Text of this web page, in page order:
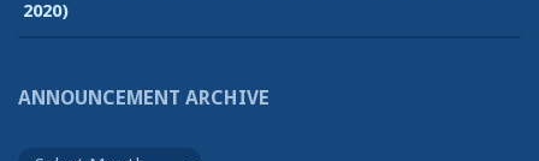
2020)
ANNOUNCEMENT ARCHIVE